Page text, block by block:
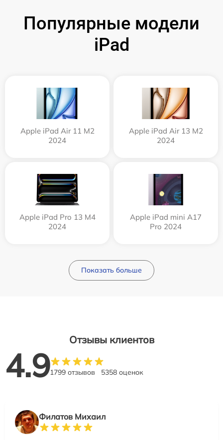
Популярные модели
iPad
Apple iPad Air 11 M2
2024
Apple iPad Air 13 M2
2024
Apple iPad Pro 13 M4
2024
Apple iPad mini A17
Pro 2024
Показать больше
Отзывы клиентов
4.91799 отзывов 5358 оценок
Филатов Михаил